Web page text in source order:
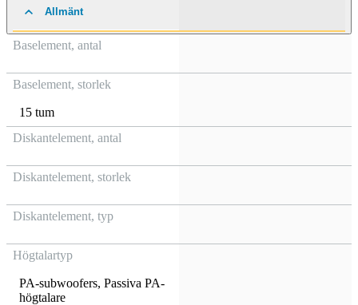
Allmänt
Baselement, antal
Baselement, storlek
15 tum
Diskantelement, antal
Diskantelement, storlek
Diskantelement, typ
Högtalartyp
PA-subwoofers, Passiva PA-
högtalare